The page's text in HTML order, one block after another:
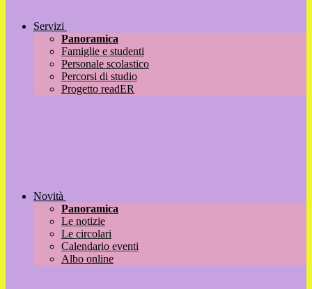
Servizi
Panoramica
Famiglie e studenti
Personale scolastico
Percorsi di studio
Progetto readER
Novità
Panoramica
Le notizie
Le circolari
Calendario eventi
Albo online